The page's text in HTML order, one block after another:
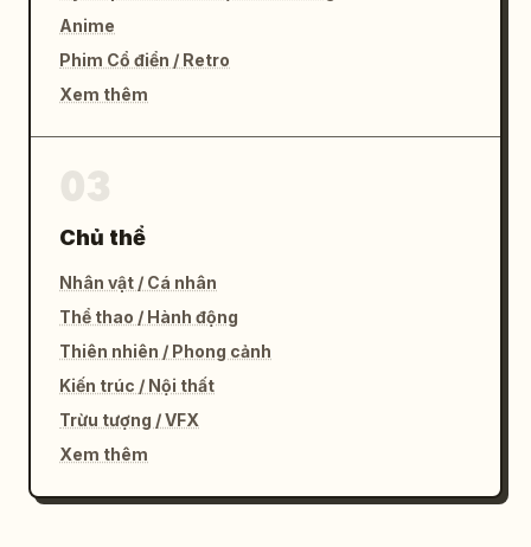
Anime
Phim Cổ điển / Retro
Xem thêm
Chủ thể
Nhân vật / Cá nhân
Thể thao / Hành động
Thiên nhiên / Phong cảnh
Kiến trúc / Nội thất
Trừu tượng / VFX
Xem thêm